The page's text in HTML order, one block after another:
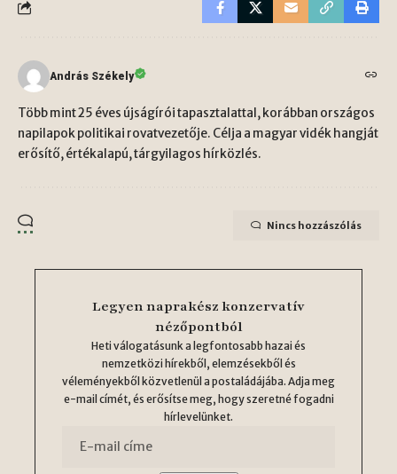
András Székely
Több mint 25 éves újságírói tapasztalattal, korábban országos
napilapok politikai rovatvezetője. Célja a magyar vidék hangját
erősítő, értékalapú, tárgyilagos hírközlés.
Nincs hozzászólás
Legyen naprakész konzervatív
nézőpontból
Heti válogatásunk a legfontosabb hazai és
nemzetközi hírekből, elemzésekből és
véleményekből közvetlenül a postaládájába. Adja meg
e-mail címét, és erősítse meg, hogy szeretné fogadni
hírlevelünket.